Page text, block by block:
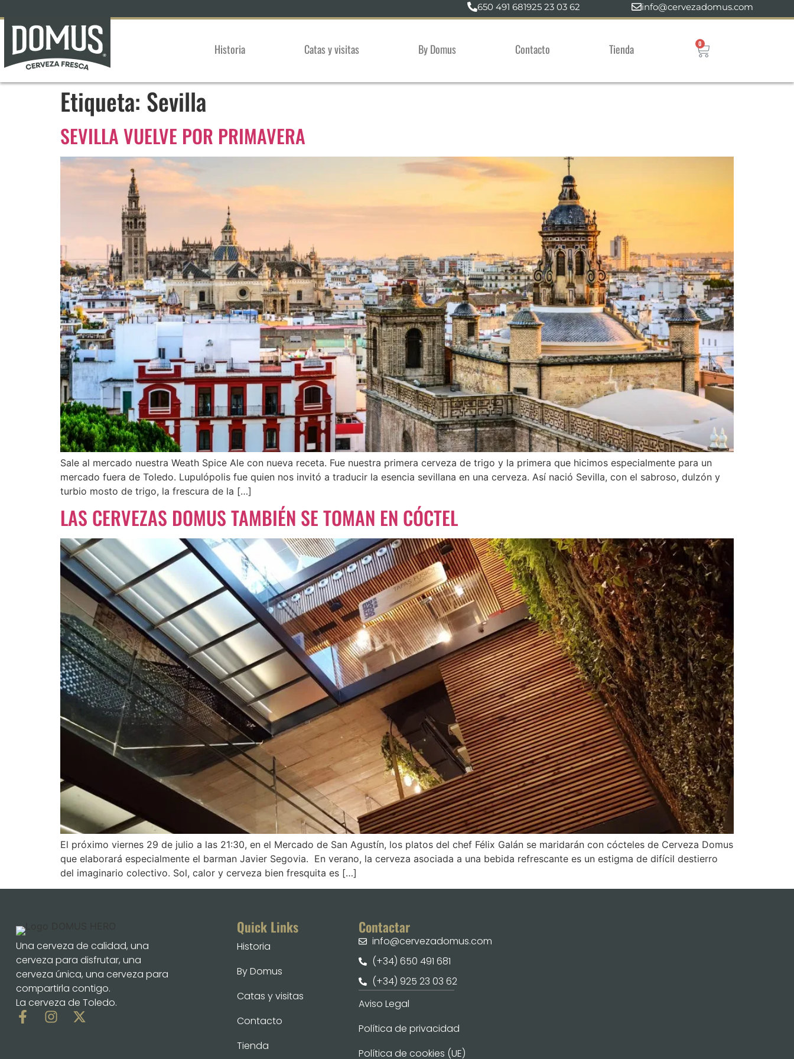
650 491 681925 23 03 62 info@cervezadomus.com
Historia Catas y visitas By Domus Contacto Tienda 0
Etiqueta: Sevilla
SEVILLA VUELVE POR PRIMAVERA
Sale al mercado nuestra Weath Spice Ale con nueva receta. Fue nuestra primera cerveza de trigo y la primera que hicimos especialmente para un
mercado fuera de Toledo. Lupulópolis fue quien nos invitó a traducir la esencia sevillana en una cerveza. Así nació Sevilla, con el sabroso, dulzón y
turbio mosto de trigo, la frescura de la […]
LAS CERVEZAS DOMUS TAMBIÉN SE TOMAN EN CÓCTEL
El próximo viernes 29 de julio a las 21:30, en el Mercado de San Agustín, los platos del chef Félix Galán se maridarán con cócteles de Cerveza Domus
que elaborará especialmente el barman Javier Segovia. En verano, la cerveza asociada a una bebida refrescante es un estigma de difícil destierro
del imaginario colectivo. Sol, calor y cerveza bien fresquita es […]
Una cerveza de calidad, una
cerveza para disfrutar, una
cerveza única, una cerveza para
compartirla contigo.
La cerveza de Toledo.
Quick Links
Historia
By Domus
Catas y visitas
Contacto
Tienda
Contactar
info@cervezadomus.com
(+34) 650 491 681
(+34) 925 23 03 62
Aviso Legal
Política de privacidad
Política de cookies (UE)